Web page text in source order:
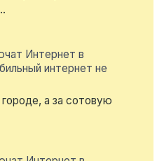
Интернет в
интернет не
а за сотовую